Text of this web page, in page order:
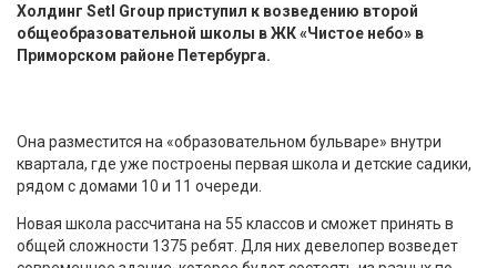
Холдинг Setl Group приступил к возведению второй
общеобразовательной школы в ЖК «Чистое небо» в
Приморском районе Петербурга.
Она разместится на «образовательном бульваре» внутри
квартала, где уже построены первая школа и детские садики,
рядом с домами 10 и 11 очереди.
Новая школа рассчитана на 55 классов и сможет принять в
общей сложности 1375 ребят. Для них девелопер возведет